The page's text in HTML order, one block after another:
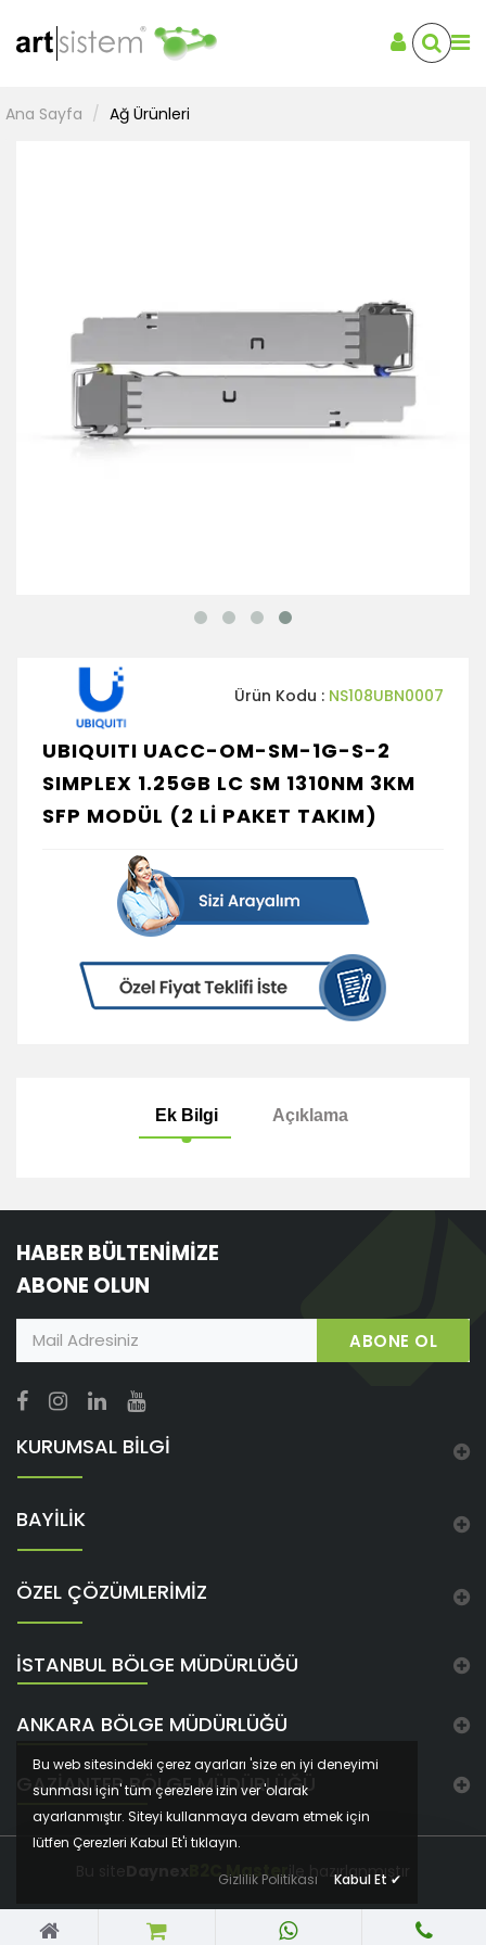
Ana Sayfa Ağ Ürünleri
Ürün Kodu : NS108UBN0007
UBIQUITI UACC-OM-SM-1G-S-2
SIMPLEX 1.25GB LC SM 1310NM 3KM
SFP MODÜL (2 Lİ PAKET TAKIM)
Ek Bilgi
HABER BÜLTENİMİZE
ABONE OLUN
ABONE OL
KURUMSAL BİLGİ
BAYİLİK
ÖZEL ÇÖZÜMLERİMİZ
İSTANBUL BÖLGE MÜDÜRLÜĞÜ
ANKARA BÖLGE MÜDÜRLÜĞÜ
GAZIANTEP BÖLGE MÜDÜRLÜĞÜ
B2C Masterile hazırlanmıştır
Bu web sitesindeki çerez ayarları 'size en iyi deneyimi
sunması için' tüm çerezlere izin ver 'olarak
ayarlanmıştır. Siteyi kullanmaya devam etmek için
lütfen Çerezleri Kabul Et'i tıklayın.
Gizlilik Politikası
Kabul Et ✔